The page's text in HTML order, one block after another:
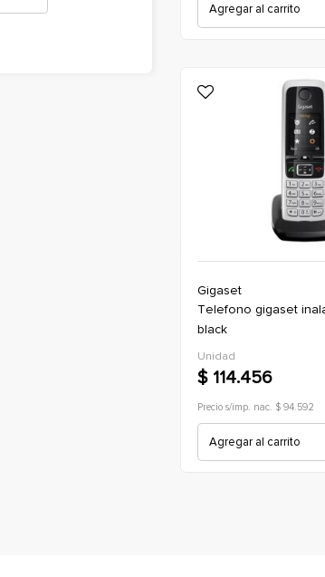
Agregar al carrito
Gigaset
telefono gigaset inalambrico c430h
black
Unidad
$ 114.456
Precio s/imp. nac. $ 94.592
Agregar al carrito